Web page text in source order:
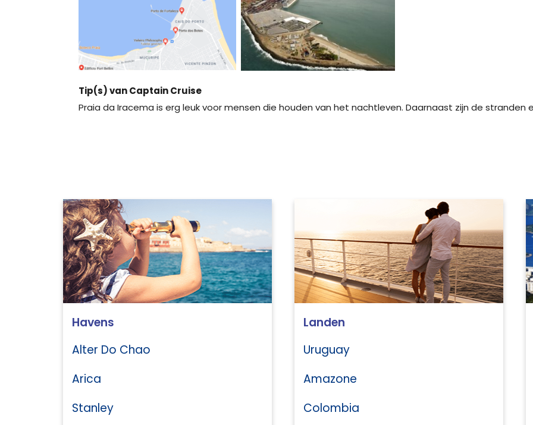
Tip(s) van Captain Cruise
Praia da Iracema is erg leuk voor mensen die houden van het nachtleven. Daarnaast zijn de stranden
Havens
Alter Do Chao
Arica
Stanley
Landen
Uruguay
Amazone
Colombia